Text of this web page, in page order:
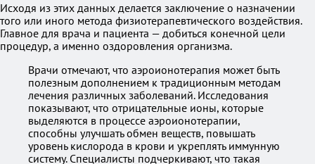
Исходя из этих данных делается заключение о назначении
того или иного метода физиотерапевтического воздействия.
Главное для врача и пациента — добиться конечной цели
процедур, а именно оздоровления организма.
Врачи отмечают, что аэроионотерапия может быть
полезным дополнением к традиционным методам
лечения различных заболеваний. Исследования
показывают, что отрицательные ионы, которые
выделяются в процессе аэроионотерапии,
способны улучшать обмен веществ, повышать
уровень кислорода в крови и укреплять иммунную
систему. Специалисты подчеркивают, что такая